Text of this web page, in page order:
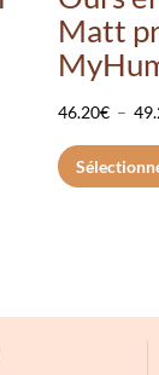
Matt
46.20€ –